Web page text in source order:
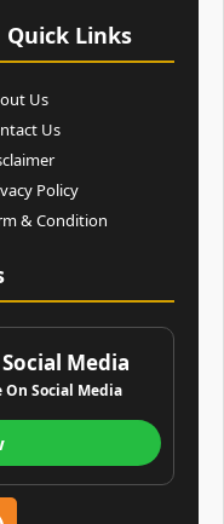
Quick Links
Us
Us
Policy
& Condition
Media
Social Media